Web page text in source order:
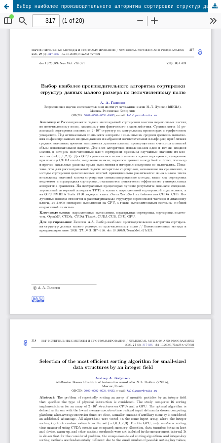
Выбор наиболее производительного алгоритма сортировки структур данных малого размера по целочисленному полю